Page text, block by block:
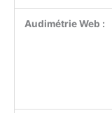
Audimétrie Web :